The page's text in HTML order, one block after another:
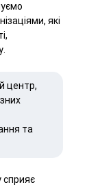
які
центр,
та
сприяє